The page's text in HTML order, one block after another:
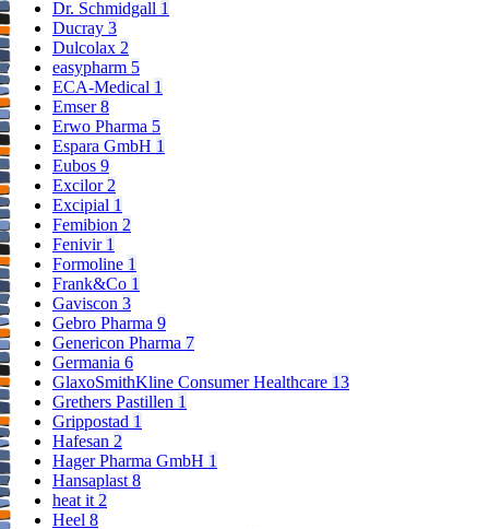
Dr. Schmidgall 1
Ducray 3
Dulcolax 2
easypharm 5
ECA-Medical 1
Emser8
Erwo Pharma 5
Espara GmbH 1
Eubos 9
Excilor2
Excipial 1
Femibion 2
Fenivir 1
Formoline 1
Frank&Co 1
Gaviscon 3
Gebro Pharma 9
Genericon Pharma 7
Germania 6
GlaxoSmithKline Consumer Healthcare 13
Grethers Pastillen 1
Grippostad 1
Hafesan 2
Hager Pharma GmbH 1
Hansaplast8
heat it2
Heel 8